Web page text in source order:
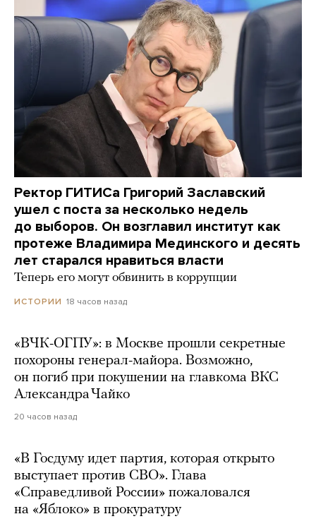
Ректор ГИТИСа Григорий Заславский
ушел с поста за несколько недель
до выборов. Он возглавил институт как
протеже Владимира Мединского и десять
лет старался нравиться власти
Теперь его могут обвинить в коррупции
ИСТОРИИ 18 часов назад
«ВЧК-ОГПУ»: в Москве прошли секретные
похороны генерал-майора. Возможно,
он погиб при покушении на главкома ВКС
Александра Чайко
20 часов назад
«В Госдуму идет партия, которая открыто
выступает против СВО». Глава
«Справедливой России» пожаловался
на «Яблоко» в прокуратуру